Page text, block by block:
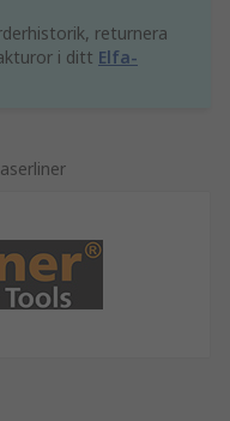
returnera
i ditt Elfa-